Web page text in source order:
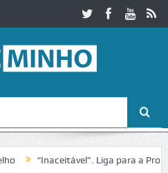
“Inaceitável”. Liga para a Proteção